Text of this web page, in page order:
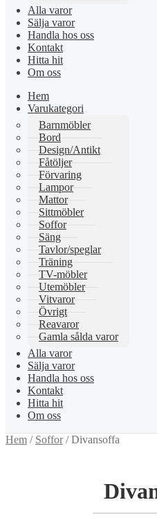
Alla varor
Sälja varor
Handla hos oss
Kontakt
Hitta hit
Om oss
Hem
Varukategori
Barnmöbler
Bord
Design/Antikt
Fåtöljer
Förvaring
Lampor
Mattor
Sittmöbler
Soffor
Säng
Tavlor/speglar
Träning
TV-möbler
Utemöbler
Vitvaror
Övrigt
Reavaror
Gamla sålda varor
Alla varor
Sälja varor
Handla hos oss
Kontakt
Hitta hit
Om oss
Hem / Soffor/Divansoffa